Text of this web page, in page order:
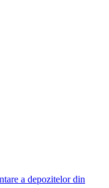
a depozitelor din